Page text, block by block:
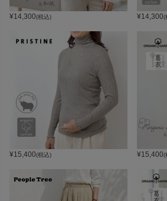
¥14,300(税込) ¥14,300(
¥15,400(税込) ¥15,400(